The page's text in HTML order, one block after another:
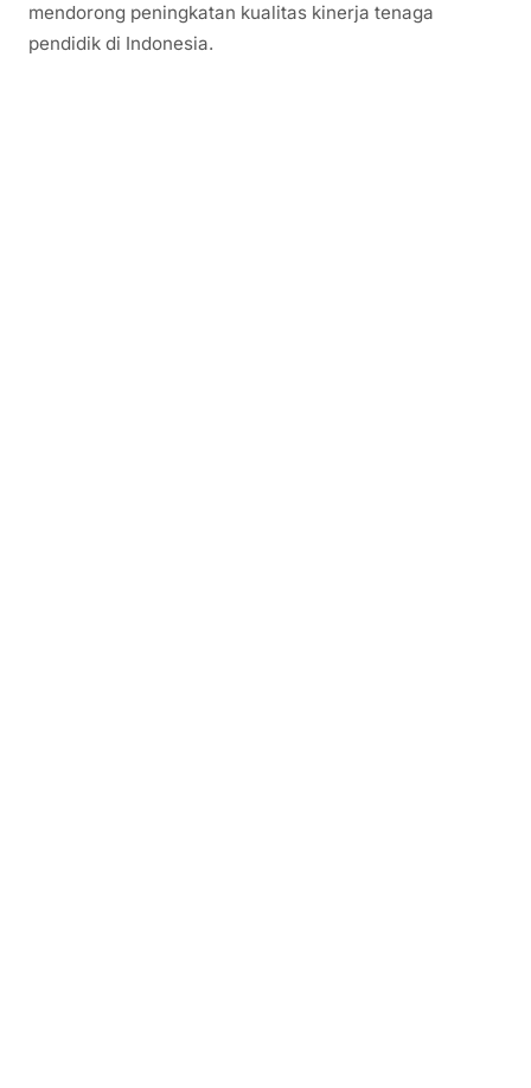
mendorong peningkatan kualitas kinerja tenaga
pendidik di Indonesia.